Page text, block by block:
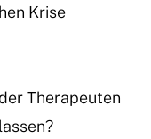
Krise
Therapeuten